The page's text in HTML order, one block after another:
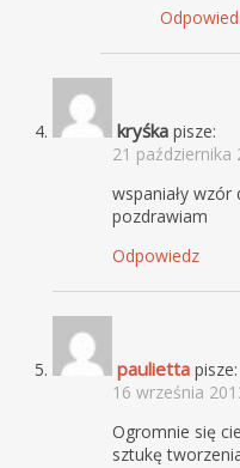
kryśka pisze:
21 października
wspaniały wzór
pozdrawiam
Odpowiedz
paulietta pisze:
16 września
Ogromnie się
sztukę